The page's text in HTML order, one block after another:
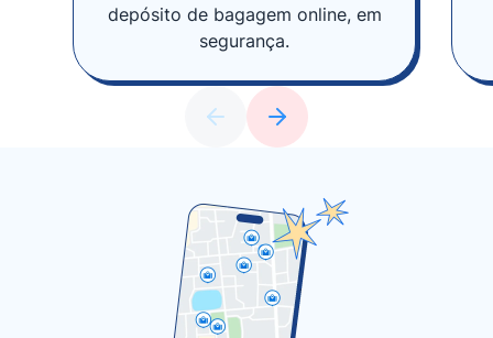
depósito de bagagem online, em
segurança.